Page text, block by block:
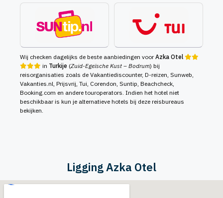
Wij checken dagelijks de beste aanbiedingen voorAzka Otel
in Turkije (Zuid-Egeïsche Kust – Bodrum) bij
reisorganisaties zoals de Vakantiediscounter, D-reizen, Sunweb,
Vakanties.nl, Prijsvrij, Tui, Corendon, Suntip, Beachcheck,
Booking.com en andere touroperators. Indien het hotel niet
beschikbaar is kun je alternatieve hotels bij deze reisbureaus
bekijken.
Ligging Azka Otel